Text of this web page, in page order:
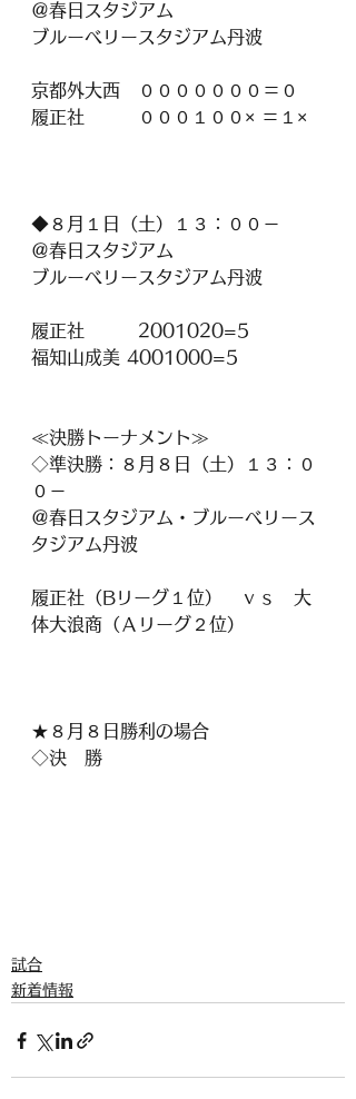
＠春日スタジアム
ブルーベリースタジアム丹波
京都外大西　０００００００＝０
履正社　　　０００１００× ＝１×
◆８月１日（土）１３：００－
＠春日スタジアム
ブルーベリースタジアム丹波
履正社        2001020=5
福知山成美 4001000=5
≪決勝トーナメント≫
◇準決勝：８月８日（土）１３：０
０－
＠春日スタジアム・ブルーベリース
タジアム丹波
履正社（Bリーグ１位）　ｖｓ　大
体大浪商（Ａリーグ２位）
★８月８日勝利の場合
◇決　勝
試合
新着情報